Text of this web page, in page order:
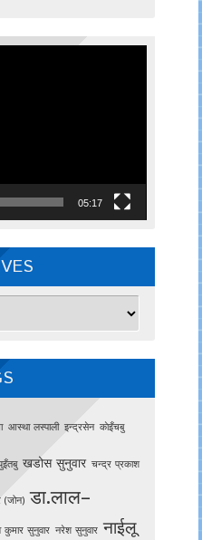
05:17
आस्था लस्पाली इन्द्रसेन काेइँचबु
खडोस सुनुवार चन्द्र प्रकाश
(जोन) डा.लाल–
कुमार सुनुवार नरेश सुनुवार नाईलू